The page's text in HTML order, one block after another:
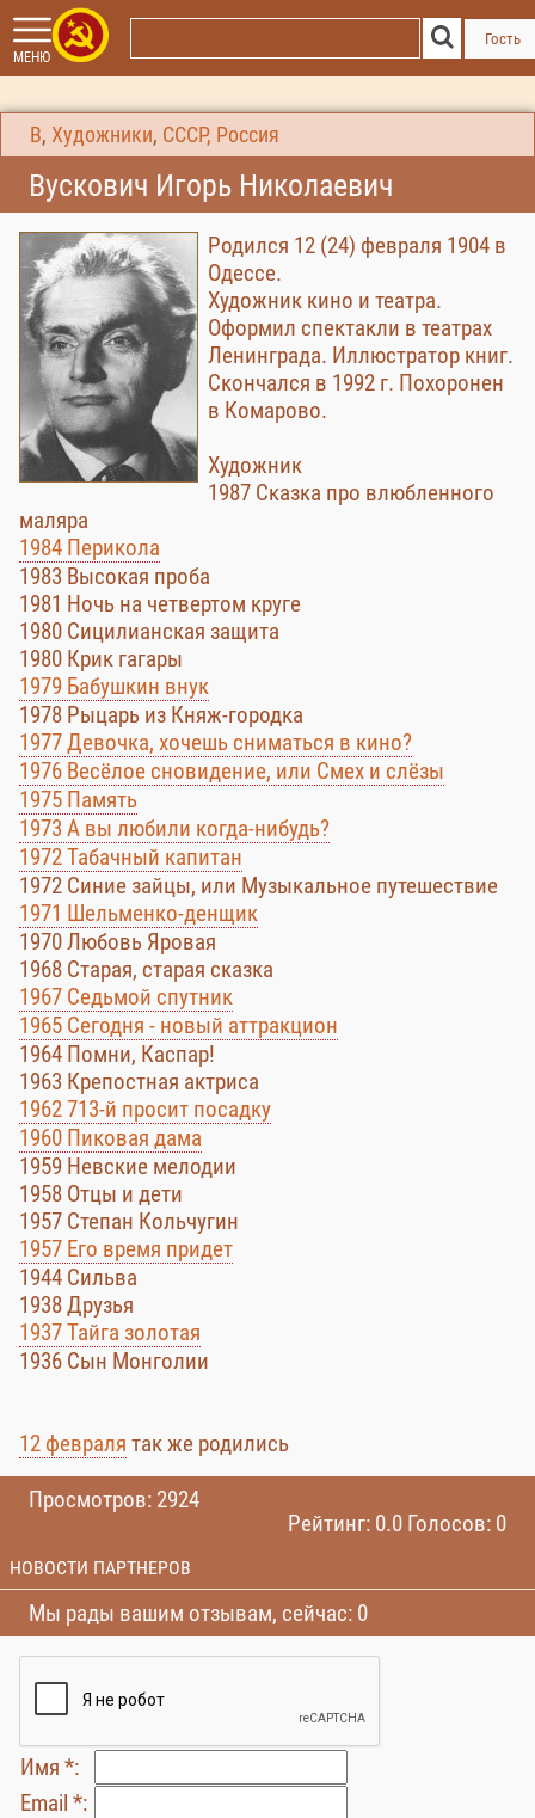
МЕНЮ
Гость
В, Художники, СССР, Россия
Вускович Игорь Николаевич
Родился 12 (24) февраля 1904 в
Одессе.
Художник кино и театра.
Оформил спектакли в театрах
Ленинграда. Иллюстратор книг.
Скончался в 1992 г. Похоронен
в Комарово.
Художник
1987 Сказка про влюбленного
маляра
1984 Перикола
1983 Высокая проба
1981 Ночь на четвертом круге
1980 Сицилианская защита
1980 Крик гагары
1979 Бабушкин внук
1978 Рыцарь из Княж-городка
1977 Девочка, хочешь сниматься в кино?
1976 Весёлое сновидение, или Смех и слёзы
1975 Память
1973 А вы любили когда-нибудь?
1972 Табачный капитан
1972 Синие зайцы, или Музыкальное путешествие
1971 Шельменко-денщик
1970 Любовь Яровая
1968 Старая, старая сказка
1967 Седьмой спутник
1965 Сегодня - новый аттракцион
1964 Помни, Каспар!
1963 Крепостная актриса
1962 713-й просит посадку
1960 Пиковая дама
1959 Невские мелодии
1958 Отцы и дети
1957 Степан Кольчугин
1957 Его время придет
1944 Сильва
1938 Друзья
1937 Тайга золотая
1936 Сын Монголии
12 февраля так же родились
Просмотров: 2924
Рейтинг: 0.0 Голосов: 0
НОВОСТИ ПАРТНЕРОВ
Мы рады вашим отзывам, сейчас: 0
Имя *:
Email *: